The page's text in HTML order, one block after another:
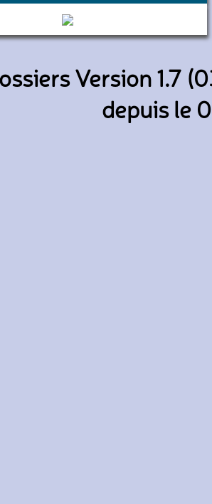
6138 (RATP)
Version 1.7
depuis le